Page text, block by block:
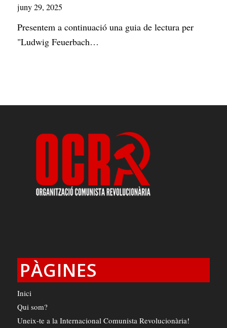
juny 29, 2025
Presentem a continuació una guia de lectura per
"Ludwig Feuerbach…
PÀGINES
Inici
Qui som?
Uneix-te a la Internacional Comunista Revolucionària!